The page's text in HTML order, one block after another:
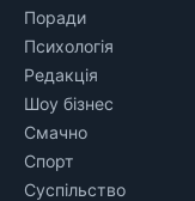
Поради
Психологія
Редакція
Шоу бізнес
Смачно
Спорт
Суспільство